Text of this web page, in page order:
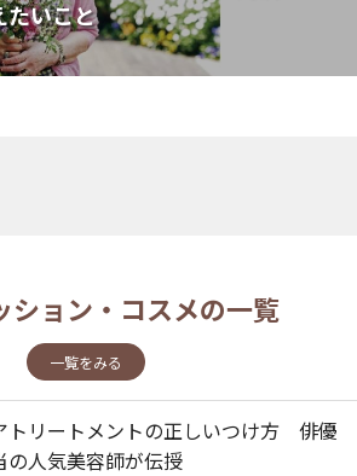
たいこと
ション・コスメの一覧
一覧をみる
トリートメントの正しいつけ方 俳優
の人気美容師が伝授